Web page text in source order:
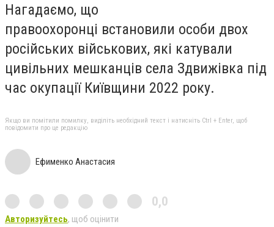
Нагадаємо, що
правоохоронці встановили особи двох
російських військових, які катували
цивільних мешканців села Здвижівка під
час окупації Київщини 2022 року.
Якщо ви помітили помилку, виділіть необхідний текст і натисніть Ctrl + Enter, щоб
повідомити про це редакцію
Ефименко Анастасия
0,0
Авторизуйтесь, щоб оцінити